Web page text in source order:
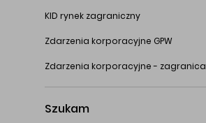
KID rynek zagraniczny
Zdarzenia korporacyjne GPW
Zdarzenia korporacyjne - zagranica
Szukam